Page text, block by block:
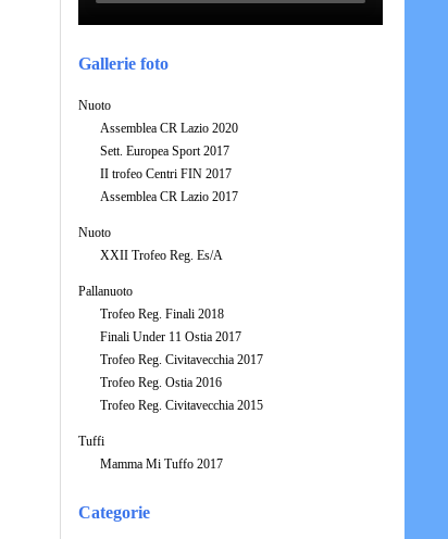
Gallerie foto
Nuoto
Assemblea CR Lazio 2020
Sett. Europea Sport 2017
II trofeo Centri FIN 2017
Assemblea CR Lazio 2017
Nuoto
XXII Trofeo Reg. Es/A
Pallanuoto
Trofeo Reg. Finali 2018
Finali Under 11 Ostia 2017
Trofeo Reg. Civitavecchia 2017
Trofeo Reg. Ostia 2016
Trofeo Reg. Civitavecchia 2015
Tuffi
Mamma Mi Tuffo 2017
Categorie